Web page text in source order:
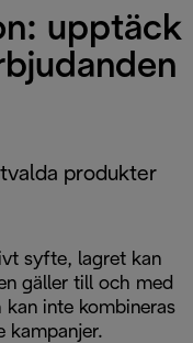
upptäck
produkter
syfte, lagret kan
gäller till och med
inte kombineras
kampanjer.